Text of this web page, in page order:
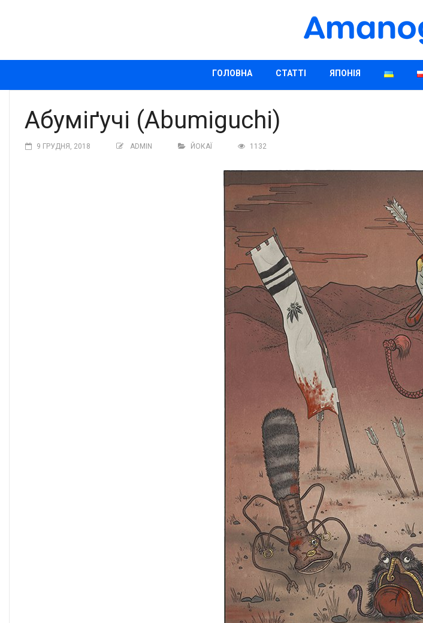
ГОЛОВНА СТАТТІ ЯПОНІЯ
Абуміґучі (Abumiguchi)
9 ГРУДНЯ, 2018 ADMIN ЙОКАЇ 1132